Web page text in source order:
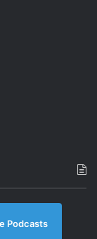
Podcasts